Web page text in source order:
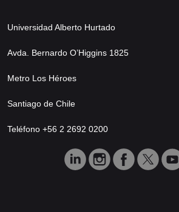
Universidad Alberto Hurtado
Avda. Bernardo O’Higgins 1825
Metro Los Héroes
Santiago de Chile
Teléfono +56 2 2692 0200